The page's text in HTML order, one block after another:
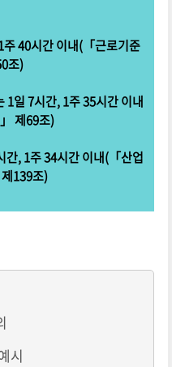
40시간 이내(「근로기준
조)
1일 7시간, 1주 35시간 이내
제69조)
간, 1주 34시간 이내(「산업
139조)
시